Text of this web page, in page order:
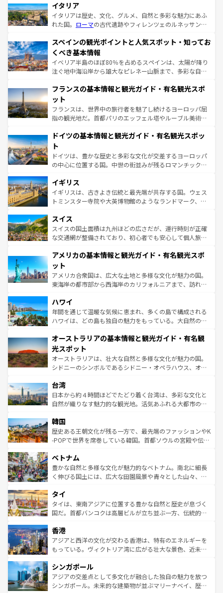
イタリア
イタリアは歴史、文化、グルメ、自然と多彩な魅力にあふ
れた国。 ローマの古代遺跡やフィレンツェのルネッサンス
ろん、トスカーナの美しい田園風景やアマルフィ海岸の絶
景など、自然景観も見逃せない。観光の合間には、本場の
ピザやパスタなど、絶品のイタリア料理を堪能することも
できる。朝目覚めてから夜眠るまで、すべての瞬間を楽し
なお、新着のイタリア情報はコンテンツ一覧を参照してほ
しい。
スペインの観光ポイントと人気スポット・知ってお
くべき基本情報
イベリア半島のほぼ80％を占めるスペインは、太陽が降り
注ぐ地中海沿岸から雄大なピレネー山脈まで、多彩な自然
文化が根付くこの国では、情熱的なフラメンコ、熱気あふ
れる闘牛、そして美味しいタパスが生活の一部となってい
る。首都マドリードの洗練された雰囲気や、バルセロナの
アートに溢れた街角から、地方では古代ローマ遺跡や中世
せる。地方によって風土や気候が異なるスペインはその個
ンテンツ一覧 を参照してほしい。
フランスの基本情報と観光ガイド・有名観光スポ
ット
フランスは、世界中の旅行者を魅了し続けるヨーロッパ屈
指の観光地だ。首都パリのエッフェル塔やルーブル美術館
で、幅広い魅力が詰まっている。華麗な宮殿、歴史的な大
聖堂、美しいビーチ、そして豊かな自然が、訪れる者を心
から魅了する。また、フランスは美食の国としても知ら
れ、フランス料理はユネスコ無形文化遺産にも登録されて
香り高いラベンダー畑など、多彩な楽しみ方が可能だ。さ
らに、パリ以外の地域にも魅力が溢れており、どの街角に
も豊かな歴史と文化が息づいている。パリ以外の個性あふ
を参照してほしい。
ドイツの基本情報と観光ガイド・有名観光スポッ
ト
ドイツは、豊かな歴史と多彩な文化が交差するヨーロッパ
の中心に位置する国。中世の街並みが残るロマンチック街
顔を持つこの国は、どこを歩いても飽きることがない。ベ
ルリンの文化的活気、バイエルン州のアルプスの絶景、そ
してライン川沿いのワイン畑といった風景は必見。ビール
は、お酒好きな人にはぜひ体験してほしい。 なお、新着の
ドイツ情報はコンテンツ一覧を参照してほしい。
イギリス
イギリスは、古きよき伝統と最先端が共存する国。ウェス
トミンスター寺院や大英博物館のようなランドマーク、歴
リアごとに異なる魅力がある。また、優雅なアフタヌーン
ティー、ビール好きにはたまらない英国パブ、サッカー観
戦など、本場だからこそできる体験も豊富。イギリスを旅
ンツ一覧を参照してほしい。
スイス
スイスの国土面積は九州ほどの広さだが、運行時刻が正確
な交通網が整備されており、初心者でも安心して個人旅行
の建物がそのまま残る町や、スイスならではのユニークな
博物館もあり、アルプス観光だけでなく町歩きも満喫する
ことができる。国民の所得が高いため物価も高いが、旅行
者向けの交通パス提供のサービスもあり、うまく活用すれ
着のスイス情報は
アメリカの基本情報と観光ガイド・有名観光スポ
ット
アメリカ合衆国は、広大な土地と多様な文化が魅力の国。
東海岸の都市部から西海岸のカリフォルニアまで、訪れる
のような巨大都市は、観光、ショッピング、エンターテイ
ンメントが詰まった刺激的なスポットだ。一方、アメリカ
西部には大自然が広がり、グランドキャニオンやイエロー
部のニューオーリンズでは、音楽と美食が融合した独特の
文化が魅力。旅行者はアメリカの各地域で異なる魅力を楽
しみながら、その多様性と豊かな歴史を感じることができ
るだろう。車でのロードトリップや列車の旅も、アメリカ
情報は
ハワイ
年間を通じて温暖な気候に恵まれ、多くの島で構成される
ハワイは、どの島も独自の魅力をもっている。大自然の神
ワイ島は見逃せない。また、定番の観光地といえばオアフ
島だが、静かな自然を求めるならマウイ島やカウアイ島が
おすすめ。エメラルドグリーンに輝く海をはじめ、豊かな
文化や歴史が息づいている。「アロハスピリット」と呼ば
人々、おいしいローカルフードやハワイアンミュージッ
ク、伝統的なフラダンスなど、すべてがハワイの魅力を彩
っている。訪れるたびに新しい発見と感動が待っているハ
はコンテンツ一覧
オーストラリアの基本情報と観光ガイド・有名観
光スポット
オーストラリアは、壮大な自然と多様な文化が魅力の国。
シドニーのシンボルであるシドニー・オペラハウス、オー
リアリーフや大陸中央部にそびえるウルル（エアーズロッ
ク）、タスマニアの美しい原生林やケアンズの熱帯雨林な
ど、見どころがたくさん。また、カフェやワイン、オージ
いる。アクティビティも充実しており、サーフィンやダイ
ビング、ハイキングなど、アウトドア好きにはたまらな
い。オーストラリアの多彩な魅力を存分に味わいつくそ
参照してほしい。
台湾
日本から約４時間ほどでたどり着く台湾は、多彩な文化と
自然が織りなす魅力的な観光地。活気あふれる大都市の台
ン）、静ひつな山岳地帯である台湾東部など、都市の喧騒
と山間の静けさが共存しており、訪れる人に新しい発見と
驚きをもたらしてくれる。また、奥深い台湾の食文化も魅
容にもいいと評判のスイーツなど、バラエティ豊かな料理
が味わえる。 なお、新着の台湾情報は コンテンツ一覧を参
照してほしい。
韓国
歴史ある王朝文化が残る一方で、最先端のファッションやK
-POPで世界を席巻している韓国。首都ソウルの宮殿や伝統
き、地方に足を延ばせば四季折々の自然美を楽しむことが
できる。そして、キムチや焼肉、絶品のストリートフード
まで、さまざまな韓国料理が待っている。夜には、韓国な
リティに包まれながら、韓国の多彩な魅力を心ゆくまで味
わってみてほしい。 なお、新着の韓国情報はコンテンツ一
覧を参照してほしい。
ベトナム
豊かな自然と多様な文化が魅力的なベトナム。南北に細長
く伸びる国土には、広大な田園風景や青々とした山々、世
急速な発展と共に伝統が息づく。ハノイの古い町並みやホ
ーチミン市のフランス統治時代の建物も、独特の雰囲気を
醸し出している。また、バラエティの豊かさとおいしさで
とつ。フォーやバインミー、ベトナムコーヒーなどは、ぜ
ひ現地で味わいたい。どの地域を訪れてもあたたかい人々
が旅行者を迎えてくれるので、きっと忘れられない旅にな
参照してほしい。
タイ
タイは、東南アジアに位置する豊かな自然と歴史が息づく
国だ。首都バンコクは高層ビルが立ち並ぶ一方、伝統的な
の活気が交差している。北部ではチェンマイなどの山岳地
帯で自然と触れ合い、南部ではプーケットやクラビの美し
いビーチでリゾート気分を楽しむことができる。タイ料理
激する。気候は一年中温暖で、どの季節にも異なる楽しみ
が待っている。親しみやすいタイの人々、仏教を中心とし
た文化、そして多様な観光資源が、訪れる旅人を魅了し続
香港
アジアと西洋の文化が交わる香港は、特有のエネルギーを
もっている。ヴィクトリア湾に広がる壮大な景色、近未来
み、どこを訪れても感動するはず。観光スポットが密集し
ており、効率よく見どころを回れるのも魅力。息をのむよ
うな絶景から文化的な体験まで、香港を存分に楽しみ尽く
シンガポール
アジアの交差点として多文化が融合した独自の魅力を放つ
シンガポール。未来的な建築物が並ぶマリーナベイ、歴史